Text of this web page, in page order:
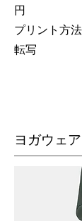
円
プリント方
転写
​ヨガウェア